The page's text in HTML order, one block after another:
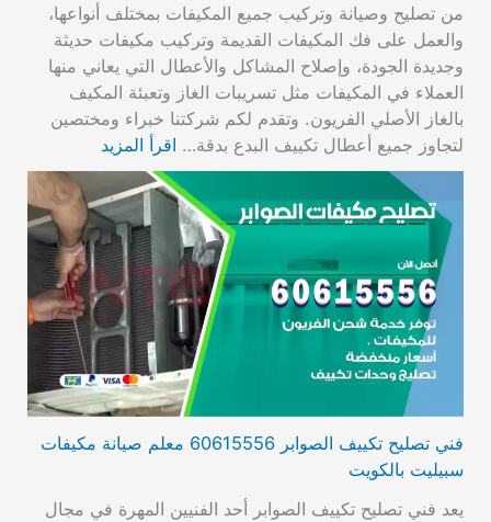
من تصليح وصيانة وتركيب جميع المكيفات بمختلف أنواعها،
والعمل على فك المكيفات القديمة وتركيب مكيفات حديثة
وجديدة الجودة، وإصلاح المشاكل والأعطال التي يعاني منها
العملاء في المكيفات مثل تسريبات الغاز وتعبئة المكيف
بالغاز الأصلي الفريون. وتقدم لكم شركتنا خبراء ومختصين
لتجاوز جميع أعطال تكييف البدع بدقة… اقرأ المزيد
فني تصليح تكييف الصوابر 60615556 معلم صيانة مكيفات
سبيليت بالكويت
يعد فني تصليح تكييف الصوابر أحد الفنيين المهرة في مجال